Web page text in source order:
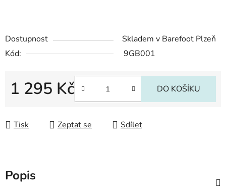
Dostupnost
Skladem v Barefoot Plzeň
Kód:
9GB001
1 295 Kč DO KOŠÍKU
Tisk Zeptat se Sdílet
Popis